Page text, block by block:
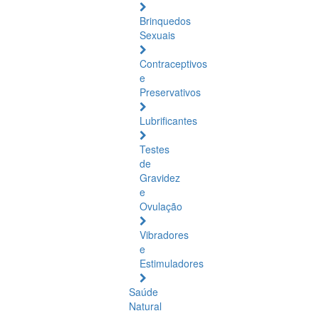
Brinquedos
Sexuais
Contraceptivos
e
Preservativos
Lubrificantes
Testes
de
Gravidez
e
Ovulação
Vibradores
e
Estimuladores
Saúde
Natural